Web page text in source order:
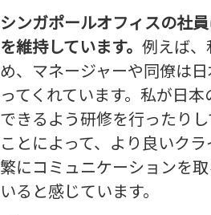
シンガポールオフィスの社
を維持しています。 例えば
め、マネージャーや同僚は
ってくれています。私が日
できるよう研修を行ったり
ことによって、より良いク
繁にコミュニケーションを
いると感じています。